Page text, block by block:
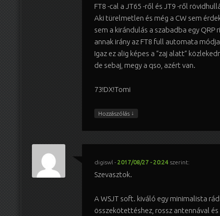
FT8 -cal a JT65 -ről és JT9 -ről
Aki türelmetlen és még a CW sem
sem a kirándulás a szabadba egy QRP
annak irány az FT8 full automata
Igaz ez alig képes a “zaj alatt”
de sebaj, megy a qso, azért van.
73!DX!Tomi
Hozzászólás ↓
digiswl - 2017/08/27 - 20:24 szerint:
Szevasztok.
A WSJT soft. kiváló egy minimalista
összekötettéshez, rossz antennával és